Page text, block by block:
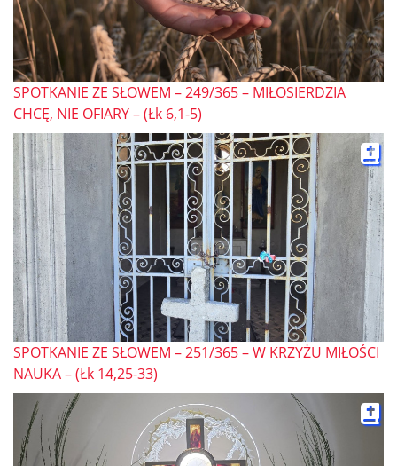
SPOTKANIE ZE SŁOWEM – 249/365 – MIŁOSIERDZIA
CHCĘ, NIE OFIARY – (Łk 6,1-5)
SPOTKANIE ZE SŁOWEM – 251/365 – W KRZYŻU MIŁOŚCI
NAUKA – (Łk 14,25-33)